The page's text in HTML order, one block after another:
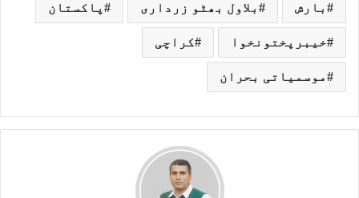
بارش بلاول بھٹو زرداری پاکستان
خیبرپختونخوا کراچی
موسمیاتی بحران